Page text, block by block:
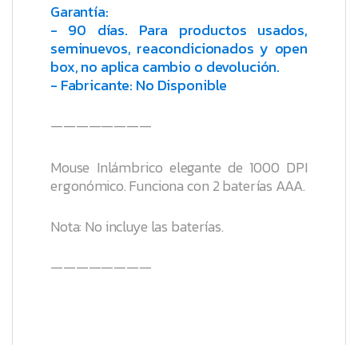
Garantía:
- 90 días. Para productos usados,
seminuevos, reacondicionados y open
box, no aplica cambio o devolución.
- Fabricante: No Disponible
————————
Mouse Inlámbrico elegante de 1000 DPI
ergonómico. Funciona con 2 baterías AAA.
Nota: No incluye las baterías.
————————